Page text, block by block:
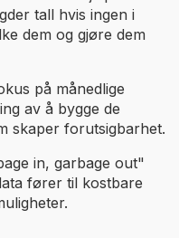
tall hvis ingen i
dem og gjøre dem
på månedlige
av å bygge de
skaper forutsigbarhet.
in, garbage out"
fører til kostbare